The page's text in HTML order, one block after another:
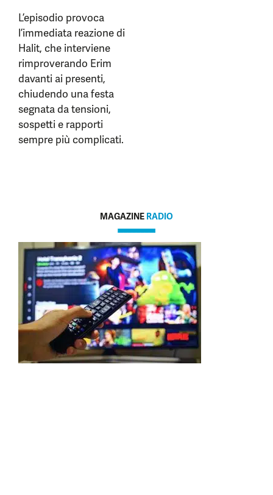
L’episodio provoca
l’immediata reazione di
Halit, che interviene
rimproverando Erim
davanti ai presenti,
chiudendo una festa
segnata da tensioni,
sospetti e rapporti
sempre più complicati.
MAGAZINE RADIO